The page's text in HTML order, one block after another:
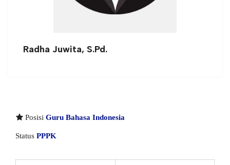
Radha Juwita, S.Pd.
Posisi Guru Bahasa Indonesia
Status PPPK